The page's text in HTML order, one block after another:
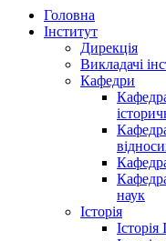
Головна
Інститут
Дирекція
Викладачі
Кафедри
наук
Історія
Історія